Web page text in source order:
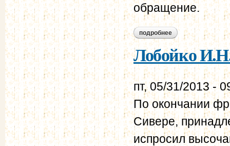
обращение.
подробнее о лобойко и.н.
Лобойко
пт, 05/31/2013 -
По окончании
Сивере,
испросил